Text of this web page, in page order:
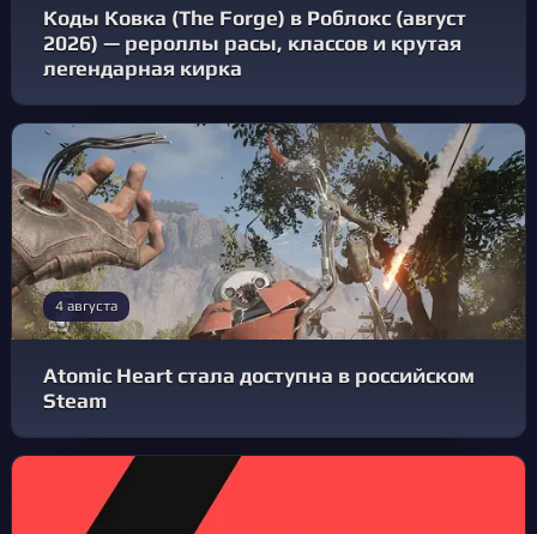
Коды Ковка (The Forge) в Роблокс (август
2026) — рероллы расы, классов и крутая
легендарная кирка
4 августа
Atomic Heart стала доступна в российском
Steam